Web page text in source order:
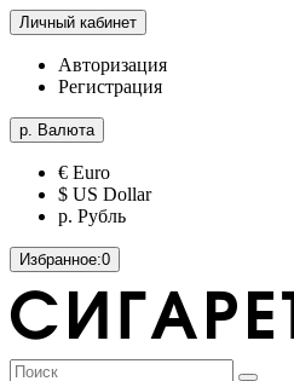
Личный кабинет
Авторизация
Регистрация
р. Валюта
€ Euro
$ US Dollar
р. Рубль
Избранное:0